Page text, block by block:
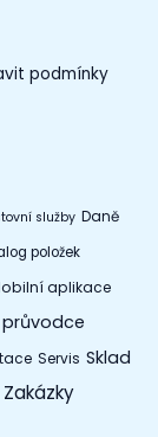
podmínky
služby Daně
položek
aplikace
Servis Sklad
Zakázky